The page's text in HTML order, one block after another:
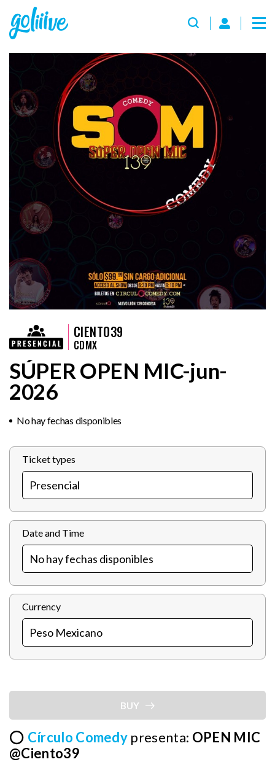
CIENTO39
CDMX
SÚPER OPEN MIC-jun-
2026
No hay fechas disponibles
Ticket types
Date and Time
Currency
BUY
⭕ Círculo Comedy presenta: OPEN MIC
@Ciento39